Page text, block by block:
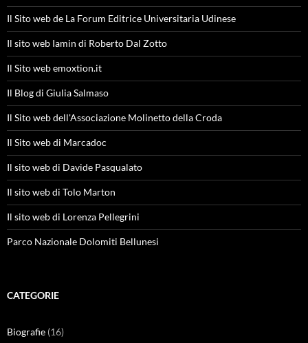
Il Sito web de La Forum Editrice Universitaria Udinese
Il sito web Iamin di Roberto Dal Zotto
Il Sito web emoxtion.it
Il Blog di Giulia Salmaso
Il Sito web dell'Associazione Molinetto della Croda
Il Sito web di Marcadoc
Il sito web di Davide Pasqualato
Il sito web di Tolo Marton
Il sito web di Lorenza Pellegrini
Parco Nazionale Dolomiti Bellunesi
CATEGORIE
Biografie (16)